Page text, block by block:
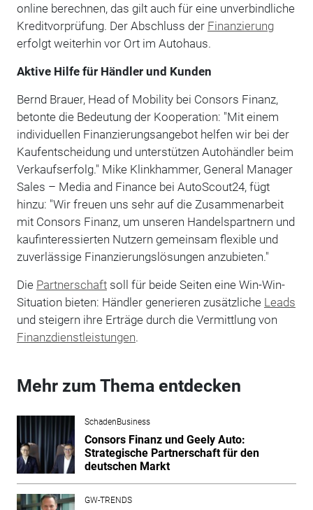
online berechnen, das gilt auch für eine unverbindliche
Kreditvorprüfung. Der Abschluss der Finanzierung
erfolgt weiterhin vor Ort im Autohaus.
Aktive Hilfe für Händler und Kunden
Bernd Brauer, Head of Mobility bei Consors Finanz,
betonte die Bedeutung der Kooperation: "Mit einem
individuellen Finanzierungsangebot helfen wir bei der
Kaufentscheidung und unterstützen Autohändler beim
Verkaufserfolg." Mike Klinkhammer, General Manager
Sales – Media and Finance bei AutoScout24, fügt
hinzu: "Wir freuen uns sehr auf die Zusammenarbeit
mit Consors Finanz, um unseren Handelspartnern und
kaufinteressierten Nutzern gemeinsam flexible und
zuverlässige Finanzierungslösungen anzubieten."
Die Partnerschaftsoll für beide Seiten eine Win-Win-
Situation bieten: Händler generieren zusätzliche Leads
und steigern ihre Erträge durch die Vermittlung von
Finanzdienstleistungen.
Mehr zum Thema entdecken
SchadenBusiness
Consors Finanz und Geely Auto:
Strategische Partnerschaft für den
deutschen Markt
GW-TRENDS